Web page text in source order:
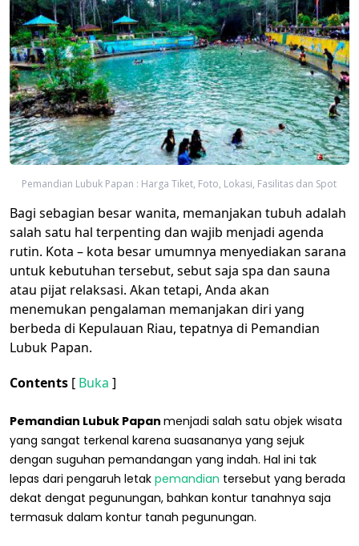
Pemandian Lubuk Papan : Harga Tiket, Foto, Lokasi, Fasilitas dan Spot
Bagi sebagian besar wanita, memanjakan tubuh adalah
salah satu hal terpenting dan wajib menjadi agenda
rutin. Kota – kota besar umumnya menyediakan sarana
untuk kebutuhan tersebut, sebut saja spa dan sauna
atau pijat relaksasi. Akan tetapi, Anda akan
menemukan pengalaman memanjakan diri yang
berbeda di Kepulauan Riau, tepatnya di Pemandian
Lubuk Papan.
Contents [ Buka ]
Pemandian Lubuk Papan menjadi salah satu objek wisata
yang sangat terkenal karena suasananya yang sejuk
dengan suguhan pemandangan yang indah. Hal ini tak
lepas dari pengaruh letak pemandian tersebut yang berada
dekat dengat pegunungan, bahkan kontur tanahnya saja
termasuk dalam kontur tanah pegunungan.